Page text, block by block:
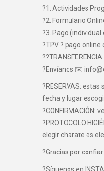
?1. Actividades
?2. Formulario
?3. Pago (individual
?TPV ? pago online
?Envíanos ✉️
?RESERVAS:
fecha y lugar
?CONFIRMACIÓN:
?PROTOCOLO
elegir charate es
?Gracias por
?Síguenos en